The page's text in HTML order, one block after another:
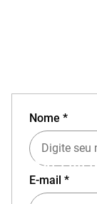
Nome *
E-mail *